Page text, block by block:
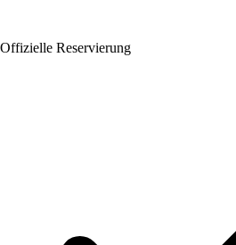
Offizielle Reservierung